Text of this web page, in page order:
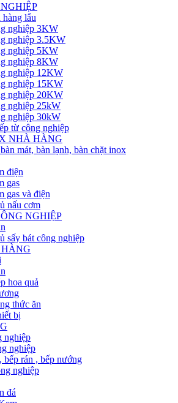
lẩu
nghiệp 3KW
nghiệp 3.5KW
nghiệp 5KW
nghiệp 8KW
nghiệp 12KW
nghiệp 15KW
nghiệp 20KW
nghiệp 25kW
nghiệp 30kW
từ công nghiệp
NHÀ HÀNG
mát, bàn lạnh, bàn chặt inox
điện
gas
gas và điện
nấu cơm
NGHIỆP
sấy bát công nghiệp
hoa quả
thức ăn
bị
nghiệp
nghiệp
bếp rán , bếp nướng
nghiệp
đá